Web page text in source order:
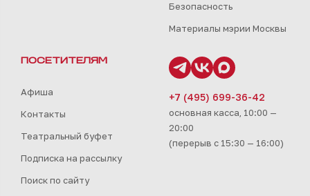
Безопасность
Материалы мэрии Москвы
ПОСЕТИТЕЛЯМ
Афиша
Контакты
Театральный буфет
Подписка на рассылку
Поиск по сайту
+7 (495) 699-36-42
основная касса, 10:00 —
20:00
(перерыв с 15:30 — 16:00)